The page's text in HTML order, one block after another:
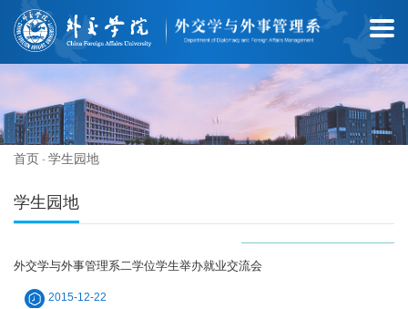
首页 - 学生园地
学生园地
外交学与外事管理系二学位学生举办就业交流会
2015-12-22